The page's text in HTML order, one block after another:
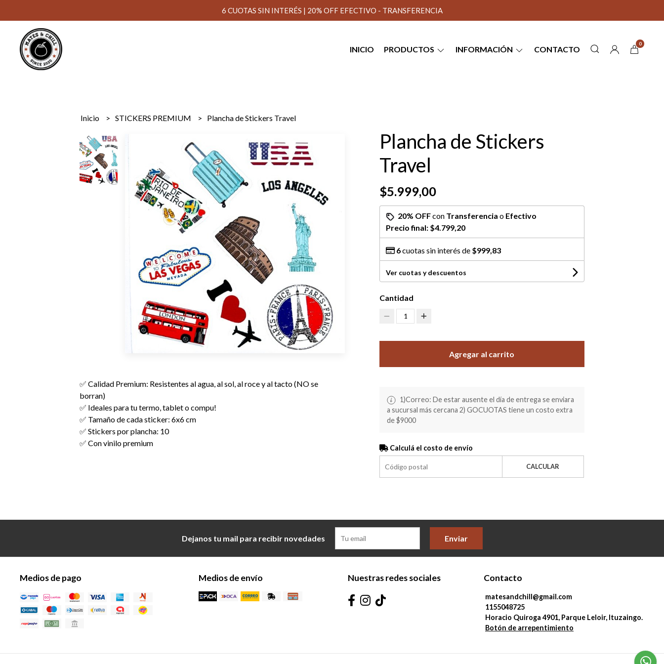
6 CUOTAS SIN INTERÉS | 20% OFF EFECTIVO - TRANSFERENCIA
INICIO PRODUCTOS INFORMACIÓN CONTACTO
0
Inicio STICKERS PREMIUM Plancha de Stickers Travel
✅ Calidad Premium: Resistentes al agua, al sol, al roce y al tacto (NO se
borran)
✅ Ideales para tu termo, tablet o compu!
✅ Tamaño de cada sticker: 6x6 cm
✅ Stickers por plancha: 10
✅ Con vinilo premium
Plancha de Stickers
Travel
$5.999,00
20% OFFcon Transferencia o Efectivo
Precio final: $4.799,20
6cuotas sin interés de $999,83
Ver cuotas y descuentos
Cantidad
1
Agregar al carrito
1)Correo: De estar ausente el día de entrega se enviara
a sucursal más cercana 2) GOCUOTAS tiene un costo extra
de $9000
Calculá el costo de envío
CALCULAR
Dejanos tu mail para recibir novedades Enviar
Medios de pago Medios de envío Nuestras redes sociales Contacto
matesandchill@gmail.com
1155048725
Horacio Quiroga 4901, Parque Leloir, Ituzaingo.
Botón de arrepentimiento